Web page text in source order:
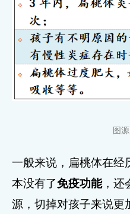
图
一般来说，扁桃体在经
本没有了免疫功能，还
源，切掉对孩子来说更